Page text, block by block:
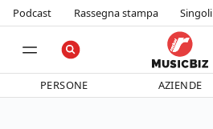
Podcast Rassegna stampa Singoli
PERSONE AZIENDE